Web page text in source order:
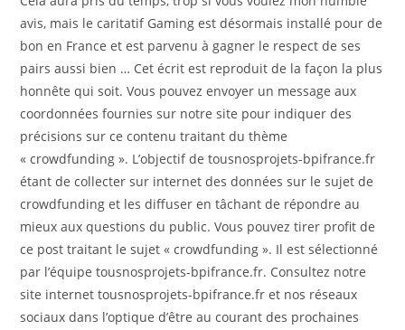
avis, mais le caritatif Gaming est désormais installé pour de
bon en France et est parvenu à gagner le respect de ses
pairs aussi bien … Cet écrit est reproduit de la façon la plus
honnête qui soit. Vous pouvez envoyer un message aux
coordonnées fournies sur notre site pour indiquer des
précisions sur ce contenu traitant du thème
« crowdfunding ». L’objectif de tousnosprojets-bpifrance.fr
étant de collecter sur internet des données sur le sujet de
crowdfunding et les diffuser en tâchant de répondre au
mieux aux questions du public. Vous pouvez tirer profit de
ce post traitant le sujet « crowdfunding ». Il est sélectionné
par l’équipe tousnosprojets-bpifrance.fr. Consultez notre
site internet tousnosprojets-bpifrance.fr et nos réseaux
sociaux dans l’optique d’être au courant des prochaines